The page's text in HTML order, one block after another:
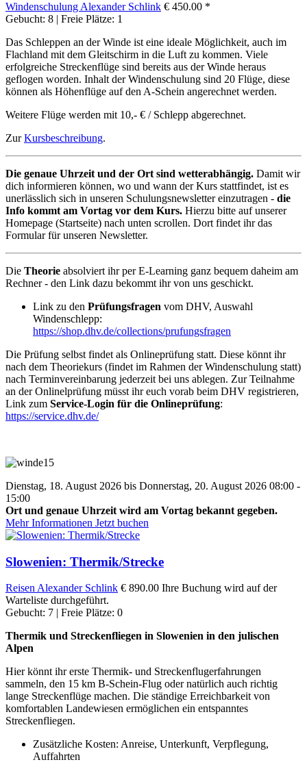
Windenschulung Alexander Schlink € 450.00 *
Gebucht: 8 | Freie Plätze: 1
Das Schleppen an der Winde ist eine ideale Möglichkeit, auch im
Flachland mit dem Gleitschirm in die Luft zu kommen. Viele
erfolgreiche Streckenflüge sind bereits aus der Winde heraus
geflogen worden. Inhalt der Windenschulung sind 20 Flüge, diese
können als Höhenflüge auf den A-Schein angerechnet werden.
Weitere Flüge werden mit 10,- € / Schlepp abgerechnet.
ZurKursbeschreibung.
Die genaue Uhrzeit und der Ort sind wetterabhängig. Damit wir
dich informieren können, wo und wann der Kurs stattfindet, ist es
unerlässlich sich in unseren Schulungsnewsletter einzutragen - die
Info kommt am Vortag vor dem Kurs. Hierzu bitte auf unserer
Homepage (Startseite) nach unten scrollen. Dort findet ihr das
Formular für unseren Newsletter.
Die Theorie absolviert ihr per E-Learning ganz bequem daheim am
Rechner - den Link dazu bekommt ihr von uns geschickt.
Link zu den Prüfungsfragen vom DHV, Auswahl
Windenschlepp:
https://shop.dhv.de/collections/prufungsfragen
Die Prüfung selbst findet als Onlineprüfung statt. Diese könnt ihr
nach dem Theoriekurs (findet im Rahmen der Windenschulung statt)
nach Terminvereinbarung jederzeit bei uns ablegen. Zur Teilnahme
an der Onlinelprüfung müsst ihr euch vorab beim DHV registrieren,
Link zum Service-Login für die Onlineprüfung:
https://service.dhv.de/
Dienstag, 18. August 2026 bis Donnerstag, 20. August 2026 08:00 -
15:00
Ort und genaue Uhrzeit wird am Vortag bekannt gegeben.
Mehr Informationen Jetzt buchen
Slowenien: Thermik/Strecke
ReisenAlexander Schlink € 890.00 Ihre Buchung wird auf der
Warteliste durchgeführt.
Gebucht: 7 | Freie Plätze: 0
Thermik und Streckenfliegen in Slowenien in den julischen
Alpen
Hier könnt ihr erste Thermik- und Streckenflugerfahrungen
sammeln, den 15 km B-Schein-Flug oder natürlich auch richtig
lange Streckenflüge machen. Die ständige Erreichbarkeit von
komfortablen Landewiesen ermöglichen ein entspanntes
Streckenfliegen.
Zusätzliche Kosten: Anreise, Unterkunft, Verpflegung,
Auffahrten